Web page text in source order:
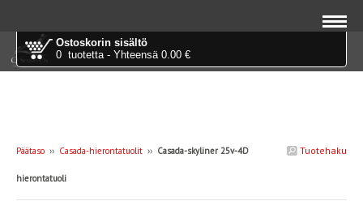
Ostoskorin sisältö
0 tuotetta - Yhteensä 0.00 €
Tuotehaku
Päätaso ›› Casada-hierontatuolit ›› Casada-skyliner 25v-4D
hierontatuoli